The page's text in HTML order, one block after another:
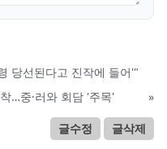
당선된다고 진작에 들어'"
…중·러와 회담 '주목'
»
글수정 글삭제